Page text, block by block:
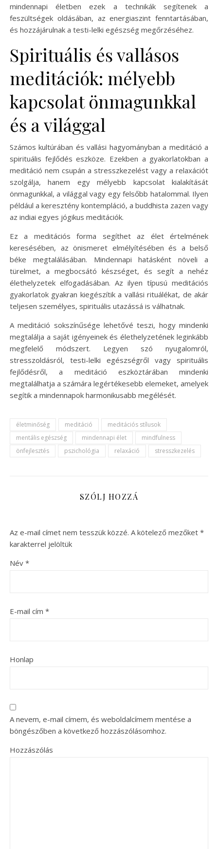
mindennapi életben ezek a technikák segítenek a
feszültségek oldásában, az energiaszint fenntartásában,
és hozzájárulnak a testi-lelki egészség megőrzéséhez.
Spirituális és vallásos
meditációk: mélyebb
kapcsolat önmagunkkal
és a világgal
Számos kultúrában és vallási hagyományban a meditáció a
spirituális fejlődés eszköze. Ezekben a gyakorlatokban a
meditáció nem csupán a stresszkezelést vagy a relaxációt
szolgálja, hanem egy mélyebb kapcsolat kialakítását
önmagunkkal, a világgal vagy egy felsőbb hatalommal. Ilyen
például a keresztény kontempláció, a buddhista zazen vagy
az indiai egyes jógikus meditációk.
Ez a meditációs forma segíthet az élet értelmének
keresésében, az önismeret elmélyítésében és a belső
béke megtalálásában. Mindennapi hatásként növeli a
türelmet, a megbocsátó készséget, és segít a nehéz
élethelyzetek elfogadásában. Az ilyen típusú meditációs
gyakorlatok gyakran kiegészítik a vallási rituálékat, de akár
teljesen személyes, spirituális utazássá is válhatnak.
A meditáció sokszínűsége lehetővé teszi, hogy mindenki
megtalálja a saját igényeinek és élethelyzetének leginkább
megfelelő módszert. Legyen szó nyugalomról,
stresszoldásról, testi-lelki egészségről vagy spirituális
fejlődésről, a meditáció eszköztárában mindenki
megtalálhatja a számára legértékesebb elemeket, amelyek
segítik a mindennapok harmonikusabb megélését.
életminőség meditáció
meditációs stílusok
mentális egészség
mindennapi élet
mindfulness
önfejlesztés
pszichológia relaxáció stresszkezelés
SZÓLJ HOZZÁ
Az e-mail címet nem tesszük közzé. A kötelező mezőket *
karakterrel jelöltük
Név *
E-mail cím *
Honlap
A nevem, e-mail címem, és weboldalcímem mentése a
böngészőben a következő hozzászólásomhoz.
Hozzászólás